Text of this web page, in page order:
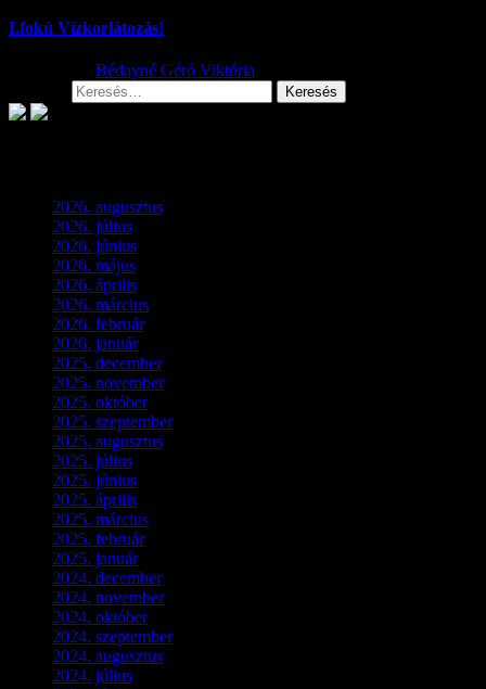
I.fokú Vízkorlátozás!
Bédayné Géró Viktória
2026. augusztus
2026. július
2026. június
2026. május
2026. április
2026. március
2026. február(4)
2026. január(2)
2025. december(4)
2025. november(3)
2025. október(3)
2025. szeptember(5)
2025. augusztus
2025. július
2025. június
2025. április
2025. március
2025. február(7)
2025. január(3)
2024. december(3)
2024. november(7)
2024. október(6)
2024. szeptember(4)
2024. augusztus
2024. július